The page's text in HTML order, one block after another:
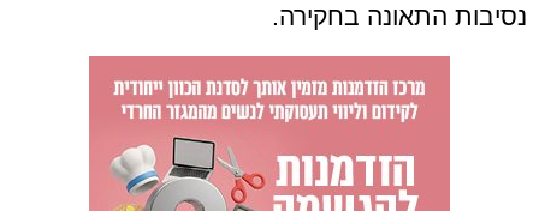
נסיבות התאונה בחקירה.